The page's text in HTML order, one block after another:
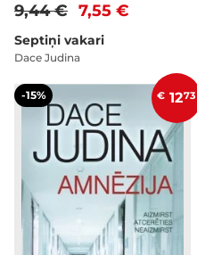
7,55 €
9,44 €
Septiņi vakari
Dace Judina
-15% € 1273